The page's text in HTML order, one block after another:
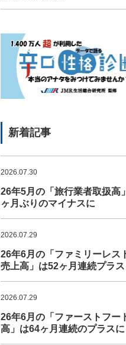
新着記事
2026.07.30
26年5月の「旅行業者取扱高
ヶ月ぶりのマイナスに
2026.07.29
26年6月の「ファミリーレス
売上高」は52ヶ月連続プラス
2026.07.29
26年6月の「ファーストフー
高」は64ヶ月連続のプラスに